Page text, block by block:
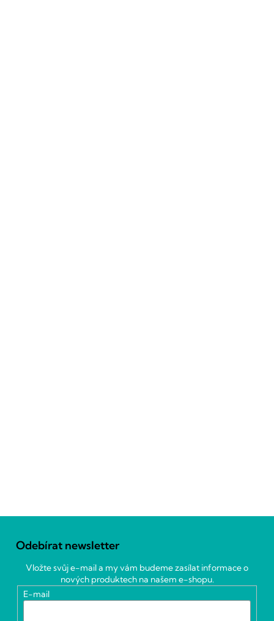
Odebírat newsletter
Vložte svůj e-mail a my vám budeme zasílat informace o
nových produktech na našem e-shopu.
E-mail